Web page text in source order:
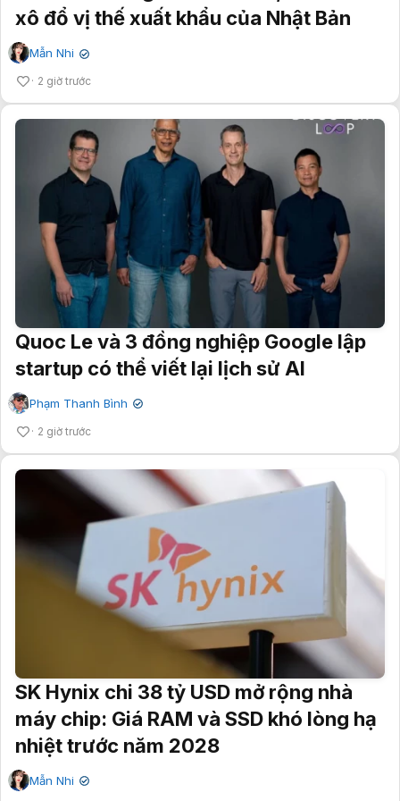
xô đổ vị thế xuất khẩu của Nhật Bản
Mẫn Nhi ✔
2 giờ trước
Quoc Le và 3 đồng nghiệp Google lập
startup có thể viết lại lịch sử AI
Phạm Thanh Bình ✔
2 giờ trước
SK Hynix chi 38 tỷ USD mở rộng nhà
máy chip: Giá RAM và SSD khó lòng hạ
nhiệt trước năm 2028
Mẫn Nhi ✔